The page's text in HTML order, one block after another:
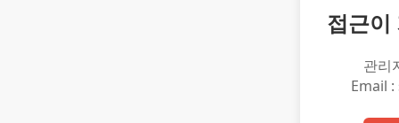
접근이
관리
Email